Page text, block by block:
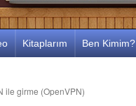
Kitaplarım Ben Kimim?
ile girme (OpenVPN)